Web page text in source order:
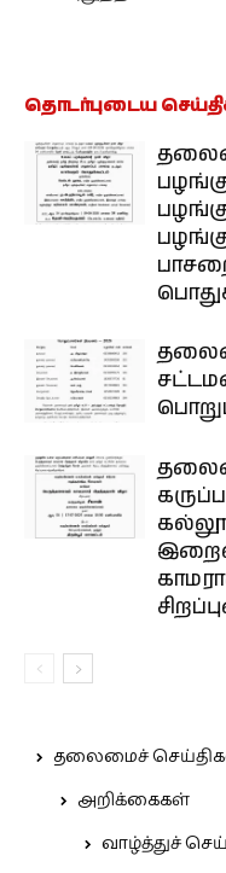
தொடர்புடைய
தலைமைச்
அறிக்கைகள்
வாழ்த்துச்